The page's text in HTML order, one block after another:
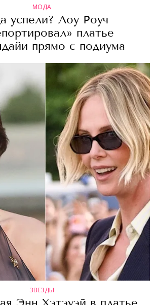
МОДА
успели? Лоу Роуч
платье
прямо с подиума
ЗВЕЗДЫ